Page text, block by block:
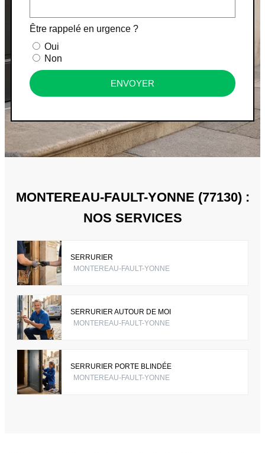
Être rappelé en urgence ?
Oui
Non
ENVOYER
MONTEREAU-FAULT-YONNE (77130) :
NOS SERVICES
SERRURIER
MONTEREAU-FAULT-YONNE
SERRURIER AUTOUR DE MOI
MONTEREAU-FAULT-YONNE
SERRURIER PORTE BLINDÉE
MONTEREAU-FAULT-YONNE